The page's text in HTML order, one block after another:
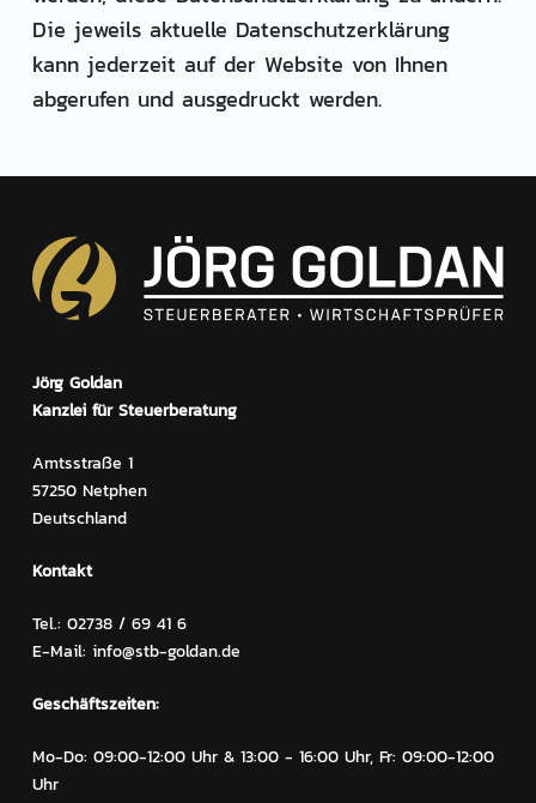
Die jeweils aktuelle Datenschutzerklärung
kann jederzeit auf der Website von Ihnen
abgerufen und ausgedruckt werden.
Jörg Goldan
Kanzlei für Steuerberatung
Amtsstraße 1
57250 Netphen
Deutschland
Kontakt
Tel.: 02738 / 69 41 6
E-Mail: info@stb-goldan.de
Geschäftszeiten:
Mo-Do: 09:00-12:00 Uhr & 13:00 - 16:00 Uhr, Fr: 09:00-12:00
Uhr